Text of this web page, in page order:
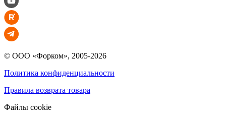
© ООО «Форком», 2005-2026
Политика конфиденциальности
Правила возврата товара
Файлы cookie